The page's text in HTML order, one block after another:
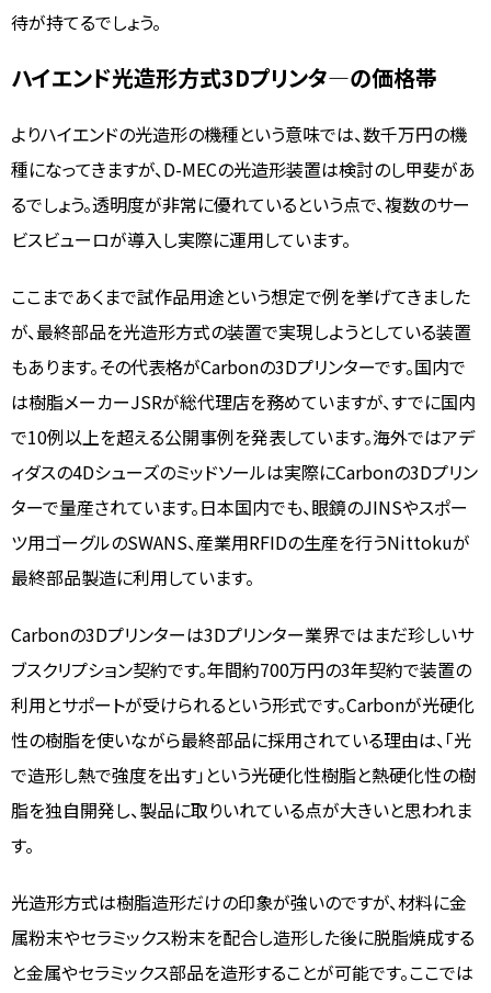
待が持てるでしょう。
ハイエンド光造形方式3Dプリンタ―の価格帯
よりハイエンドの光造形の機種という意味では、数千万円の機
種になってきますが、D-MECの光造形装置は検討のし甲斐があ
るでしょう。透明度が非常に優れているという点で、複数のサー
ビスビューロが導入し実際に運用しています。
ここまであくまで試作品用途という想定で例を挙げてきました
が、最終部品を光造形方式の装置で実現しようとしている装置
もあります。その代表格がCarbonの3Dプリンターです。国内で
は樹脂メーカーJSRが総代理店を務めていますが、すでに国内
で10例以上を超える公開事例を発表しています。海外ではアデ
ィダスの4Dシューズのミッドソールは実際にCarbonの3Dプリン
ターで量産されています。日本国内でも、眼鏡のJINSやスポー
ツ用ゴーグルのSWANS、産業用RFIDの生産を行うNittokuが
最終部品製造に利用しています。
Carbonの3Dプリンターは3Dプリンター業界ではまだ珍しいサ
ブスクリプション契約です。年間約700万円の3年契約で装置の
利用とサポートが受けられるという形式です。Carbonが光硬化
性の樹脂を使いながら最終部品に採用されている理由は、「光
で造形し熱で強度を出す」という光硬化性樹脂と熱硬化性の樹
脂を独自開発し、製品に取りいれている点が大きいと思われま
す。
光造形方式は樹脂造形だけの印象が強いのですが、材料に金
属粉末やセラミックス粉末を配合し造形した後に脱脂焼成する
と金属やセラミックス部品を造形することが可能です。ここでは